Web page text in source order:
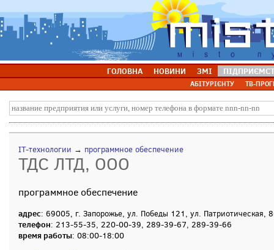
ГОЛОВНА НОВИНИ ЗМІ
АБІТУРІЄНТУ ТВ-
IT-технологии → программное обеспечение
ТДС ЛТД, ООО
программное обеспечение
адрес: 69005, г. Запорожье, ул. Победы 121, ул. Патриотическая,
телефон: 213-55-35, 220-00-39, 289-39-67, 289-39-66
время работы: 08:00-18:00